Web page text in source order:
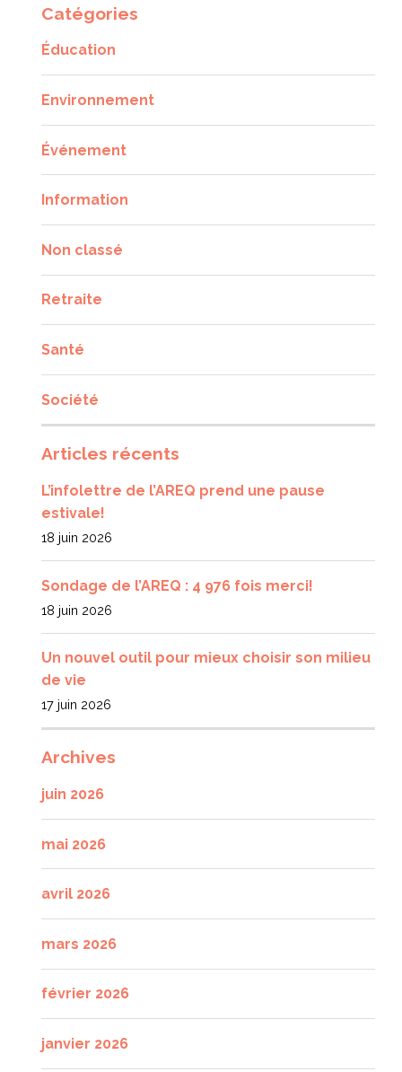
Catégories
Éducation
Environnement
Événement
Information
Non classé
Retraite
Santé
Société
Articles récents
L’infolettre de l’AREQ prend une pause
estivale!
18 juin 2026
Sondage de l’AREQ : 4 976 fois merci!
18 juin 2026
Un nouvel outil pour mieux choisir son milieu
de vie
17 juin 2026
Archives
juin 2026
mai 2026
avril 2026
mars 2026
février 2026
janvier 2026